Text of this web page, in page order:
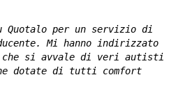
per un servizio di
Mi hanno indirizzato
che si avvale di veri autisti
dotate di tutti comfort